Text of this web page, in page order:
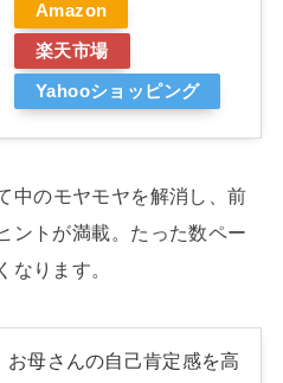
Amazon
楽天市場
Yahooショッピング
中のモヤモヤを解消し、前
ントが満載。たった数ペー
なります。
お母さんの自己肯定感を高